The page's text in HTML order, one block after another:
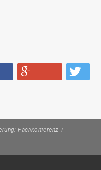
Fachkonferenz 1